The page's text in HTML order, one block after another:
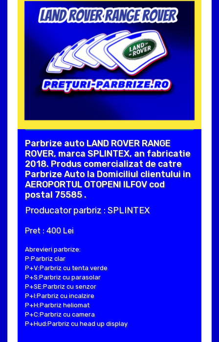
Parbrize auto LAND ROVER RANGE
ROVER, marca SPLINTEX, an fabricatie
2018. Produs comercializat de catre
Parbrize Auto la Domiciliul clientului in
AEROPORTUL OTOPENI ILFOV cod
postal 75585 .
Producator parbriz : SPLINTEX
Pret : 400 Lei
Abrevieri parbrize:
P:Parbriz clar
P+V:Parbriz cu tenta verde
P+S:Parbriz cu parasolar
P+SE:Parbriz cu senzor
P+I:Parbriz cu incalzire
P+H:Parbriz heliomat
P+C:Parbriz cu camera
P+Hud:Parbriz cu head up display